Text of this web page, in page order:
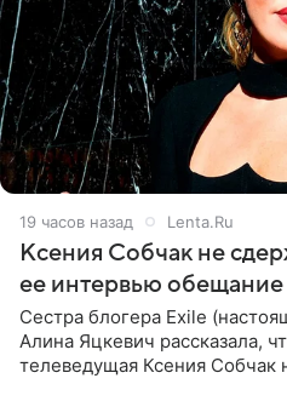
19 часов назад Lenta.Ru
Ксения Собчак не
ее интервью обещание
Сестра блогера Exile
Алина Яцкевич рассказала,
телеведущая Ксения